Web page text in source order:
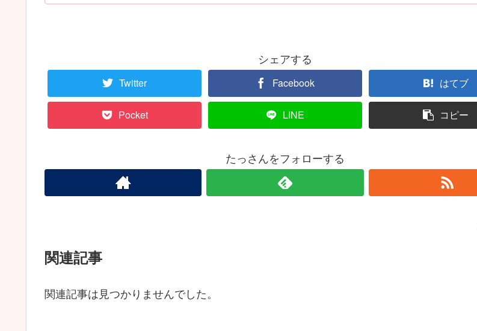
シェアする
Twitter Facebook はてブ
Pocket LINE コピー
たっさんをフォローする
関連記事
関連記事は見つかりませんでした。